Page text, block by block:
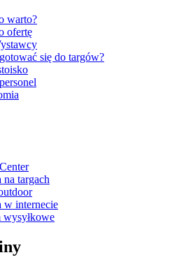
warto?
ofertę
się do targów?
na targach
w internecie
wysyłkowe